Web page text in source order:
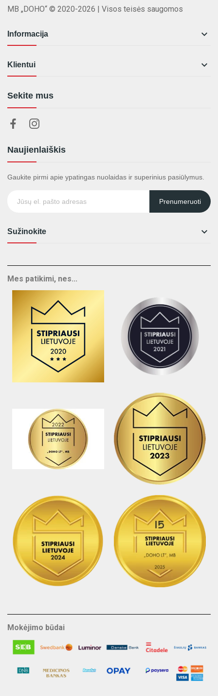
MB „DOHO“ © 2020-2026 | Visos teisės saugomos
Informacija 
Klientui 
Sekite mus
Naujienlaiškis
Gaukite pirmi apie ypatingas nuolaidas ir superinius pasiūlymus.
Prenumeruoti
Sužinokite 
Mes patikimi, nes...
Mokėjimo būdai